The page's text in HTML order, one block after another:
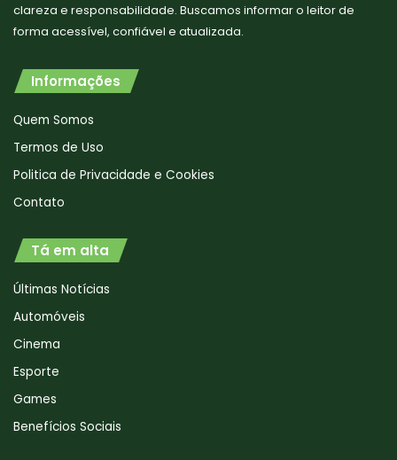
clareza e responsabilidade. Buscamos informar o leitor de
forma acessível, confiável e atualizada.
Informações
Quem Somos
Termos de Uso
Politica de Privacidade e Cookies
Contato
Tá em alta
Últimas Notícias
Automóveis
Cinema
Esporte
Games
Benefícios Sociais